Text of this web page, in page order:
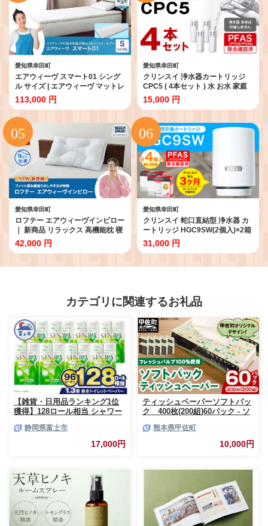
愛知県幸田町
エアウィーヴ スマート01 シング
ル サイズ | エアウィーヴ マットレ
ス マットレスパッド 高反発 洗え
るマットレス 敷きパッド 高反発
マットレスエアウィーブ 寝具 日
本製 エアウィーヴ エアウィーブ
113,000 円
愛知県幸田町
クリンスイ 浄水器カートリッジ
CPC5 ( 4本セット ) 水 お水 家庭
用 中型 ポット型 浄水器 コンパク
ト ろ過 カートリッジ 交換用
15,000 円
愛知県幸田町
ロフテー エアウィーヴインピロー
｜ 新商品 リラックス 高機能枕 寝
具 枕 まくら 睡眠 快眠 洗える 高
さ調整可能 airweave おすすめ エ
42,000 円
愛知県幸田町
クリンスイ 蛇口直結型 浄水器 カ
ートリッジ HGC9SW(2個入)×2箱
交換用 CSPシリーズ 水 お水 浄水
ろ過
31,000 円
カテゴリに関連するお礼品
【雑貨・日用品ランキング1位
獲得】128ロール相当 シャワー
ー ダブル プレミアムシンラ 96
ロール (12R×8パック) 配達時間
指定可能 1.3倍巻き トイレット
ーパー 人気 おすすめ [sf001-
012]
静岡県富士市
17,000円
ティッシュペーパーソフトパッ
ク 400枚(200組)60パック - ソ
ー 生活用品 雑貨 日用品 必需品
紙 常備品 まとめ買い 備蓄 防災
ストック 熊本県 甲佐町【ZC】
熊本県甲佐町
10,000円